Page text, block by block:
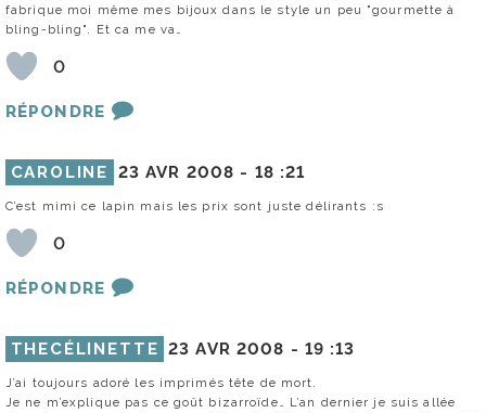
fabrique moi même mes bijoux dans le style un peu "gourmette à
bling-bling". Et ca me va…
0
RÉPONDRE
CAROLINE 23 AVR 2008 - 18 :21
C’est mimi ce lapin mais les prix sont juste délirants :s
0
RÉPONDRE
THECÉLINETTE 23 AVR 2008 - 19 :13
J’ai toujours adoré les imprimés tête de mort.
Je ne m’explique pas ce goût bizarroïde… L’an dernier je suis allée